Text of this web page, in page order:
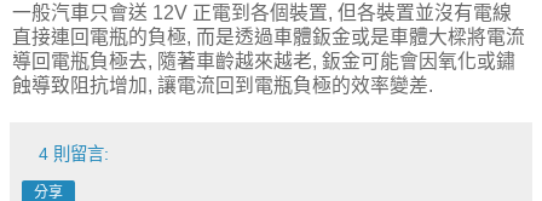
一般汽車只會送 12V 正電到各個裝置, 但各裝置並沒有電線
直接連回電瓶的負極, 而是透過車體鈑金或是車體大樑將電流
導回電瓶負極去, 隨著車齡越來越老, 鈑金可能會因氧化或鏽
蝕導致阻抗增加, 讓電流回到電瓶負極的效率變差.
4 則留言:
分享